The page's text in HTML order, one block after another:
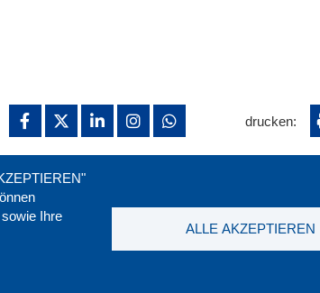
Ihre
ALLE AKZEPTIEREN
drucken: